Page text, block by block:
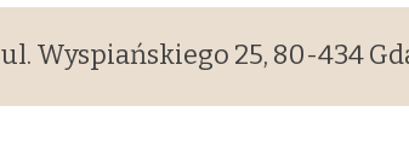
ul. Wyspiańskiego 25, 80-434